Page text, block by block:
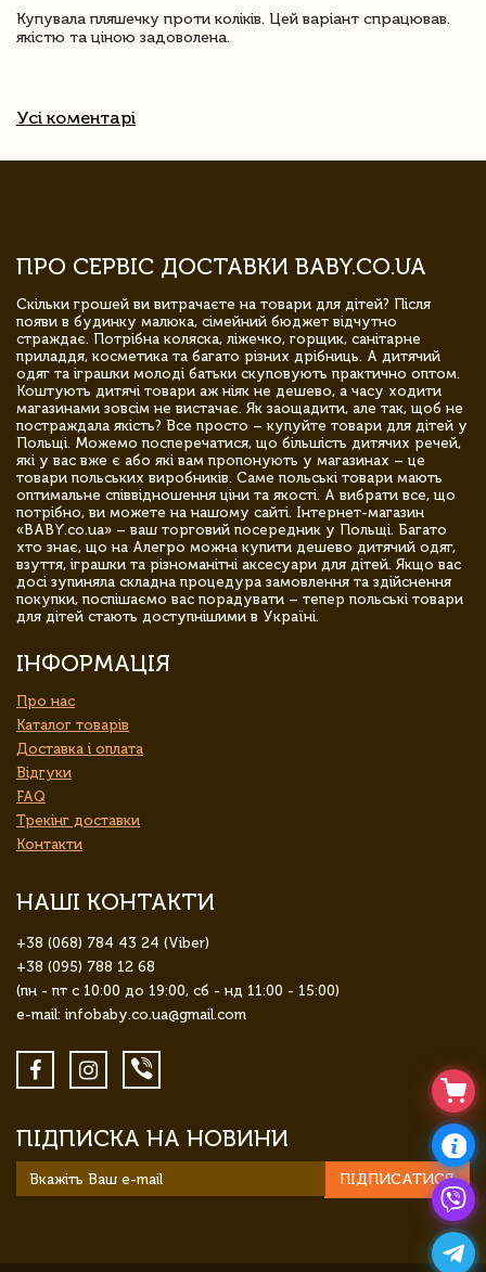
Купувала пляшечку проти коліків. Цей варіант спрацював.
якістю та ціною задоволена.
Усі коментарі
ПРО СЕРВІС ДОСТАВКИ BABY.CO.UA
Скільки грошей ви витрачаєте на товари для дітей? Після
появи в будинку малюка, сімейний бюджет відчутно
страждає. Потрібна коляска, ліжечко, горщик, санітарне
приладдя, косметика та багато різних дрібниць. А дитячий
одяг та іграшки молоді батьки скуповують практично оптом.
Коштують дитячі товари аж ніяк не дешево, а часу ходити
магазинами зовсім не вистачає. Як заощадити, але так, щоб не
постраждала якість? Все просто – купуйте товари для дітей у
Польщі. Можемо посперечатися, що більшість дитячих речей,
які у вас вже є або які вам пропонують у магазинах – це
товари польських виробників. Саме польські товари мають
оптимальне співвідношення ціни та якості. А вибрати все, що
потрібно, ви можете на нашому сайті. Інтернет-магазин
«BABY.co.ua» – ваш торговий посередник у Польщі. Багато
хто знає, що на Алегро можна купити дешево дитячий одяг,
взуття, іграшки та різноманітні аксесуари для дітей. Якщо вас
досі зупиняла складна процедура замовлення та здійснення
покупки, поспішаємо вас порадувати – тепер польські товари
для дітей стають доступнішими в Україні.
ІНФОРМАЦІЯ
Про нас
Каталог товарів
Доставка і оплата
Відгуки
FAQ
Трекінг доставки
Контакти
НАШІ КОНТАКТИ
+38 (068) 784 43 24 (Viber)
+38 (095) 788 12 68
(пн - пт с 10:00 до 19:00, сб - нд 11:00 - 15:00)
e-mail: infobaby.co.ua@gmail.com
ПІДПИСКА НА НОВИНИ
ПІДПИСАТИСЯ